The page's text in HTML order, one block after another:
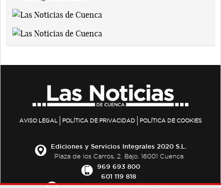
AVISO LEGAL POLÍTICA DE PRIVACIDAD POLÍTICA DE COOKIES
Ediciones y Servicios Integrales 2020 S.L.
Plaza de los Carros, 2. Bajo. 16001 Cuenca
969 693 800
601 119 818